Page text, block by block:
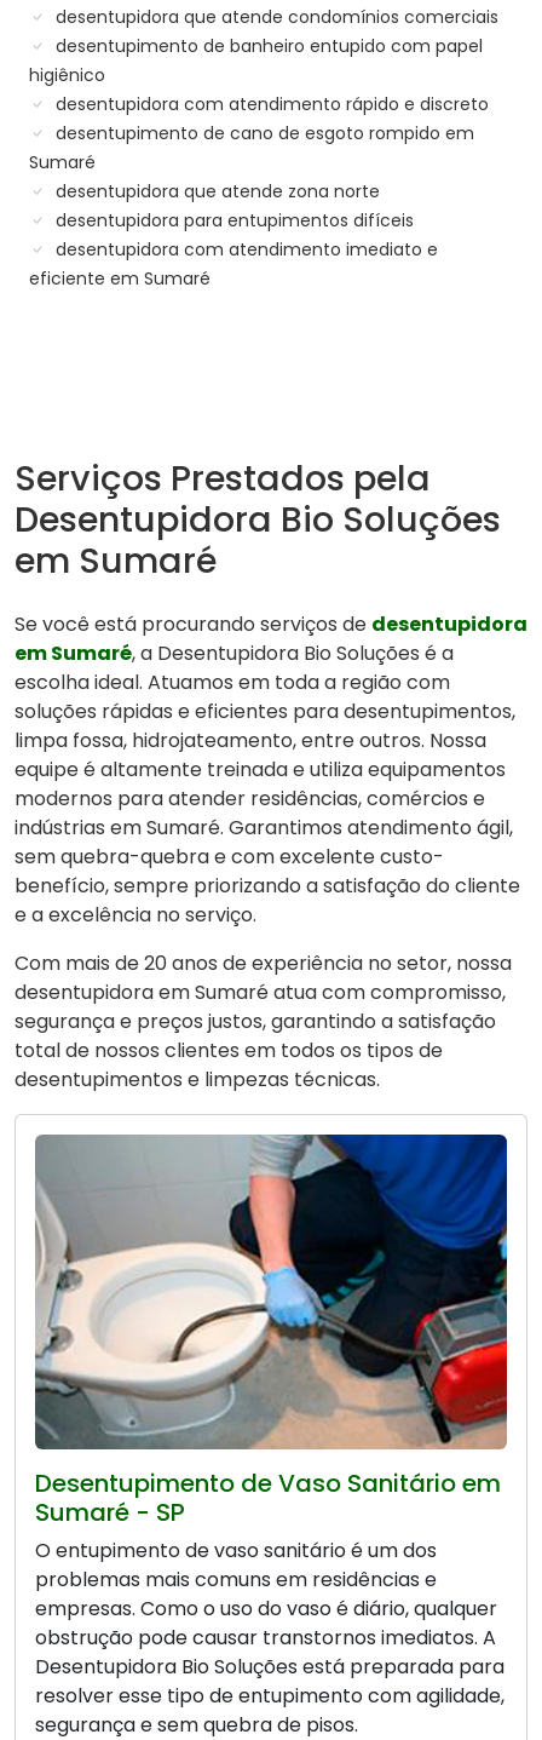
desentupidora que atende condomínios comerciais
desentupimento de banheiro entupido com papel
higiênico
desentupidora com atendimento rápido e discreto
desentupimento de cano de esgoto rompido em
Sumaré
desentupidora que atende zona norte
desentupidora para entupimentos difíceis
desentupidora com atendimento imediato e
eficiente em Sumaré
Serviços Prestados pela
Desentupidora Bio Soluções
em Sumaré
Se você está procurando serviços de desentupidora
em Sumaré, a Desentupidora Bio Soluções é a
escolha ideal. Atuamos em toda a região com
soluções rápidas e eficientes para desentupimentos,
limpa fossa, hidrojateamento, entre outros. Nossa
equipe é altamente treinada e utiliza equipamentos
modernos para atender residências, comércios e
indústrias em Sumaré. Garantimos atendimento ágil,
sem quebra-quebra e com excelente custo-
benefício, sempre priorizando a satisfação do cliente
e a excelência no serviço.
Com mais de 20 anos de experiência no setor, nossa
desentupidora em Sumaré atua com compromisso,
segurança e preços justos, garantindo a satisfação
total de nossos clientes em todos os tipos de
desentupimentos e limpezas técnicas.
Desentupimento de Vaso Sanitário em
Sumaré - SP
O entupimento de vaso sanitário é um dos
problemas mais comuns em residências e
empresas. Como o uso do vaso é diário, qualquer
obstrução pode causar transtornos imediatos. A
Desentupidora Bio Soluções está preparada para
resolver esse tipo de entupimento com agilidade,
segurança e sem quebra de pisos.